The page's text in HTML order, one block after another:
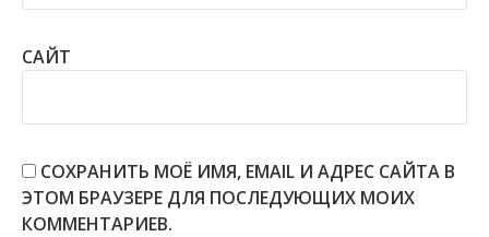
САЙТ
СОХРАНИТЬ МОЁ ИМЯ, EMAIL И АДРЕС САЙТА В
ЭТОМ БРАУЗЕРЕ ДЛЯ ПОСЛЕДУЮЩИХ МОИХ
КОММЕНТАРИЕВ.